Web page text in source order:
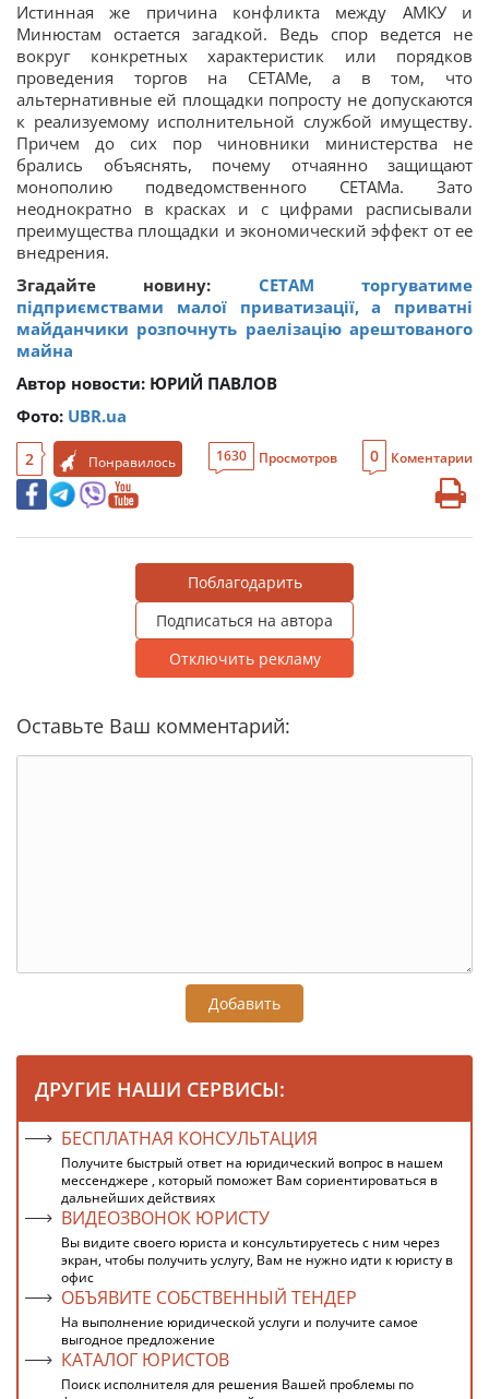
Истинная же причина конфликта между АМКУ и
Минюстам остается загадкой. Ведь спор ведется не
вокруг конкретных характеристик или порядков
проведения торгов на СЕТАМе, а в том, что
альтернативные ей площадки попросту не допускаются
к реализуемому исполнительной службой имуществу.
Причем до сих пор чиновники министерства не
брались объяснять, почему отчаянно защищают
монополию подведомственного СЕТАМа. Зато
неоднократно в красках и с цифрами расписывали
преимущества площадки и экономический эффект от ее
внедрения.
Згадайте новину: СЕТАМ торгуватиме
підприємствами малої приватизації, а приватні
майданчики розпочнуть раелізацію арештованого
майна
Автор новости: ЮРИЙ ПАВЛОВ
Фото: UBR.ua
2 Понравилось 1630 Просмотров 0 Коментарии
Поблагодарить
Подписаться на автора
Отключить рекламу
Оставьте Ваш комментарий:
Добавить
ДРУГИЕ НАШИ СЕРВИСЫ:
БЕСПЛАТНАЯ КОНСУЛЬТАЦИЯ
Получите быстрый ответ на юридический вопрос в нашем
мессенджере , который поможет Вам сориентироваться в
дальнейших действиях
ВИДЕОЗВОНОК ЮРИСТУ
Вы видите своего юриста и консультируетесь с ним через
экран, чтобы получить услугу, Вам не нужно идти к юристу в
офис
ОБЪЯВИТЕ СОБСТВЕННЫЙ ТЕНДЕР
На выполнение юридической услуги и получите самое
выгодное предложение
КАТАЛОГ ЮРИСТОВ
Поиск исполнителя для решения Вашей проблемы по